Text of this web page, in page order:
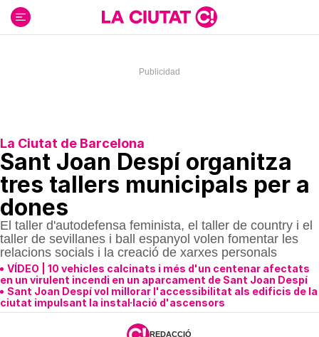
contenido
La Ciutat de Barcelona
Sant Joan Despí organitza
tres tallers municipals per a
dones
El taller d'autodefensa feminista, el taller de country i el
taller de sevillanes i ball espanyol volen fomentar les
relacions socials i la creació de xarxes personals
VÍDEO | 10 vehicles calcinats i més d'un centenar afectats
en un virulent incendi en un aparcament de Sant Joan Despí
Sant Joan Despí vol millorar l'accessibilitat als edificis de la
ciutat impulsant la instal·lació d'ascensors
REDACCIÓ